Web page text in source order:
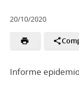
20/10/2020
Informe